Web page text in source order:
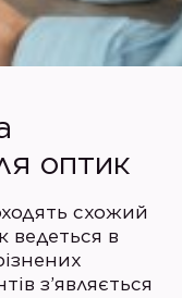
оптик
схожий
ведеться в
з’являється